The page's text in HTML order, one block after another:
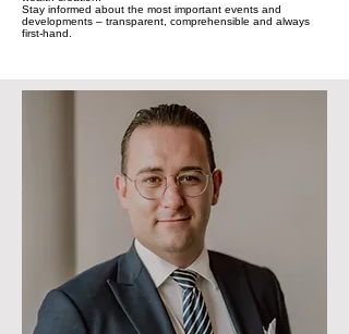
Stay informed about the most important events and
developments – transparent, comprehensible and always
first-hand.